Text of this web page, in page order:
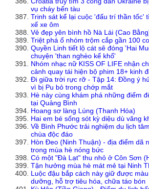
vụ cháy bến tàu
Trinh sát kể lại cuộc 'đấu trí thần tốc'
xế xe ôm
Vẻ đẹp yên bình hồ Nà Lái (Cao
Triệt phá ổ nhóm trộm cắp gần 100
Quyền Linh tiết lộ cát sê đóng 'Hai
chuyện 'than nghèo kể khổ'
Nhóm nhạc nữ KISS OF LIFE nhận
cảnh quay tái hiện bộ phim 18+ kinh
Đi giữa trời rực rỡ - Tập 14: Đồng ý
vì bị Pu bỏ trong chớp mắt
Hè này cùng khám phá những điểm
tại Quảng Bình
Hoang sơ làng Lúng (Thanh Hóa)
Hai em bé sống sót kỳ diệu dù văng
Về Bình Phước trải nghiệm du lịch
chùa độc đáo
Hòn Đeo (Ninh Thuận) - địa điểm dã
trong mùa hè nóng bức
Có một "Đà Lạt" thu nhỏ ở Côn Sơn
Tận hưởng mùa hè mát mẻ tại Ninh
Luộc đậu bắp cách này giữ được
dưỡng, hỗ trợ tiêu hóa, chữa táo bón